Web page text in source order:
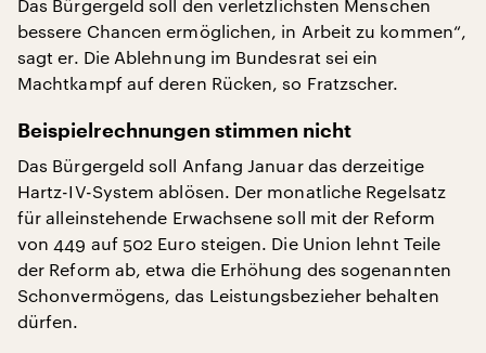
Das Bürgergeld soll den verletzlichsten Menschen
bessere Chancen ermöglichen, in Arbeit zu kommen“,
sagt er. Die Ablehnung im Bundesrat sei ein
Machtkampf auf deren Rücken, so Fratzscher.
Beispielrechnungen stimmen nicht
Das Bürgergeld soll Anfang Januar das derzeitige
Hartz-IV-System ablösen. Der monatliche Regelsatz
für alleinstehende Erwachsene soll mit der Reform
von 449 auf 502 Euro steigen. Die Union lehnt Teile
der Reform ab, etwa die Erhöhung des sogenannten
Schonvermögens, das Leistungsbezieher behalten
dürfen.